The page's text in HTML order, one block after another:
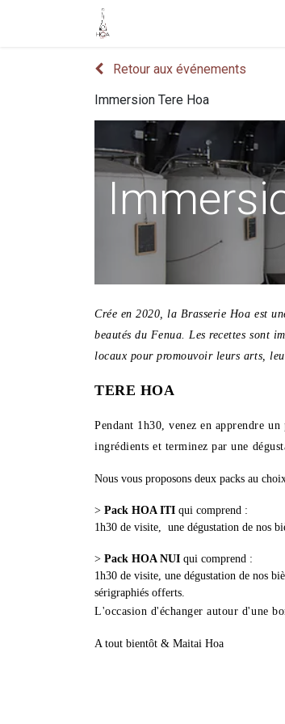
Retour aux événements
Immersion Tere Hoa
Crée en 2020, la Brasserie Hoa est
beautés du Fenua. Les recettes sont
locaux pour promouvoir leurs arts,
TERE HOA
Pendant 1h30, venez en apprendre
ingrédients et terminez par une
Nous vous proposons deux packs au
> Pack HOA ITI qui comprend :
1h30 de visite, une dégustation de nos
> Pack HOA NUI qui comprend :
1h30 de visite, une dégustation de nos
sérigraphiés offerts.
L'occasion d'échanger autour d'une
A tout bientôt & Maitai Hoa